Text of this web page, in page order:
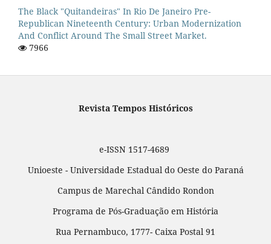
The Black "quitandeiras" In Rio De Janeiro Pre-
Republican Nineteenth Century: Urban Modernization
And Conflict Around The Small Street Market.
7966
Revista Tempos Históricos
e-ISSN 1517-4689
Unioeste - Universidade Estadual do Oeste do Paraná
Campus de Marechal Cândido Rondon
Programa de Pós-Graduação em História
Rua Pernambuco, 1777- Caixa Postal 91